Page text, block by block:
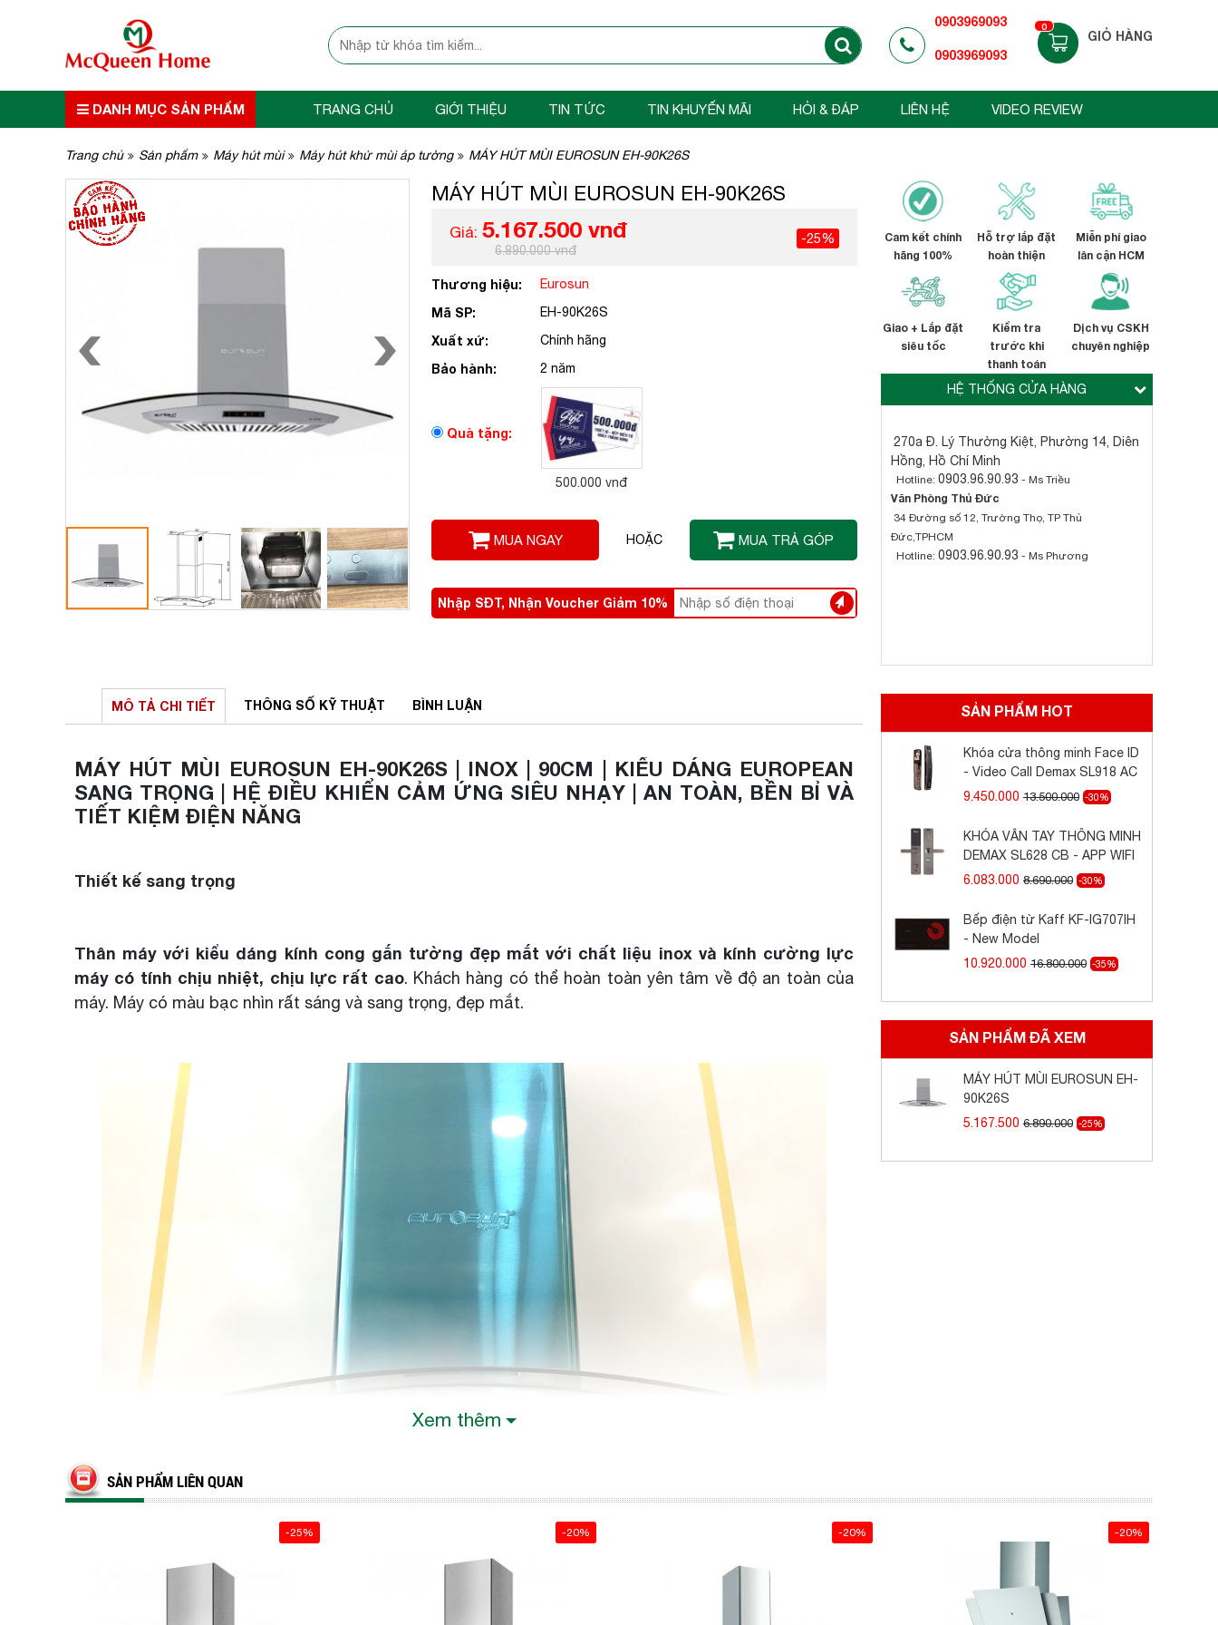
0903969093
0903969093
0
GIỎ HÀNG
DANH MỤC SẢN PHẨM TRANG CHỦ GIỚI THIỆU TIN TỨC TIN KHUYẾN MÃI HỎI & ĐÁP LIÊN HỆ VIDEO REVIEW
Trang chủ Sản phẩm Máy hút mùi Máy hút khử mùi áp tường MÁY HÚT MÙI EUROSUN EH-90K26S
MÁY HÚT MÙI EUROSUN EH-90K26S
Giá: 5.167.500 vnđ
6.890.000 vnđ
-25%
Thương hiệu: Eurosun
Mã SP: EH-90K26S
Xuất xứ: Chính hãng
Bảo hành: 2 năm
Quà tặng:
500.000 vnđ
MUA NGAY HOẶC MUA TRẢ GÓP
Nhập SĐT, Nhận Voucher Giảm 10%
Cam kết chính
hãng 100%
Hỗ trợ lắp đặt
hoàn thiện
Miễn phí giao
lân cận HCM
Giao + Lắp đặt
siêu tốc
Kiểm tra
trước khi
thanh toán
Dịch vụ CSKH
chuyên nghiệp
HỆ THỐNG CỬA HÀNG
270a Đ. Lý Thường Kiệt, Phường 14, Diên
Hồng, Hồ Chí Minh
Hotline: 0903.96.90.93 - Ms Triều
Văn Phòng Thủ Đức
34 Đường số 12, Trường Thọ, TP Thủ
Đức,TPHCM
Hotline: 0903.96.90.93 - Ms Phương
MÔ TẢ CHI TIẾT THÔNG SỐ KỸ THUẬT BÌNH LUẬN
MÁY HÚT MÙI EUROSUN EH-90K26S | INOX | 90CM | KIỂU DÁNG EUROPEAN
SANG TRỌNG | HỆ ĐIỀU KHIỂN CẢM ỨNG SIÊU NHẠY | AN TOÀN, BỀN BỈ VÀ
TIẾT KIỆM ĐIỆN NĂNG
Thiết kế sang trọng
Thân máy với kiểu dáng kính cong gắn tường đẹp mắt với chất liệu inox và kính cường lực
máy có tính chịu nhiệt, chịu lực rất cao. Khách hàng có thể hoàn toàn yên tâm về độ an toàn của
máy. Máy có màu bạc nhìn rất sáng và sang trọng, đẹp mắt.
Với kích thước 90cm máy có thể kết hợp với rất nhiều kiểu bếp vì hầu hết các bếp đều có kích
bếp của bạn. Chất liệu của máy được làm bằng chất liệu inox và kính cường lực tăng độ bền cho máy
Xem thêm
SẢN PHẨM HOT
Khóa cửa thông minh Face ID
- Video Call Demax SL918 AC
9.450.000 13.500.000 -30%
KHÓA VÂN TAY THÔNG MINH
DEMAX SL628 CB - APP WIFI
6.083.000 8.690.000 -30%
Bếp điện từ Kaff KF-IG707IH
- New Model
10.920.000 16.800.000 -35%
SẢN PHẨM ĐÃ XEM
MÁY HÚT MÙI EUROSUN EH-
90K26S
5.167.500 6.890.000 -25%
SẢN PHẨM LIÊN QUAN
-25% -20% -20% -20%